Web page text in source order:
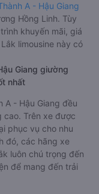
A - Hậu Giang
Hồng Linh. Tùy
khuyến mãi, giá
limousine này có
Giang giường
nhất
A - Hậu Giang đều
cao. Trên xe được
phục vụ cho nhu
đó, các hãng xe
luôn chú trọng đến
để mang đến trải